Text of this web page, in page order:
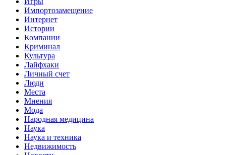
Импортозамещение
Интернет
Истории
Компании
Криминал
Культура
Лайфхаки
Личный счет
Люди
Места
Мнения
Мода
Народная медицина
Наука
Наука и техника
Недвижимость